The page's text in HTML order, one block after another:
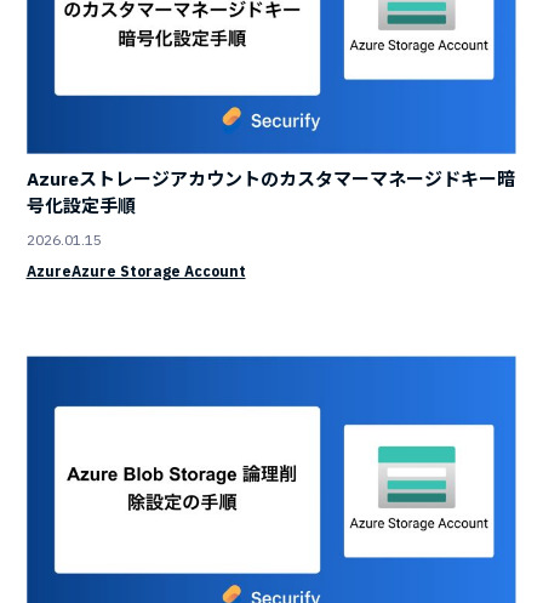
Azureストレージアカウントのカスタマーマネージドキー暗
号化設定手順
2026.01.15
AzureAzure Storage Account